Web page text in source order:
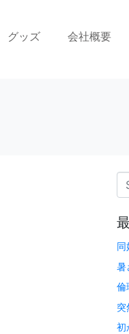
グッズ 会社概要
同
暑
倫
突
初